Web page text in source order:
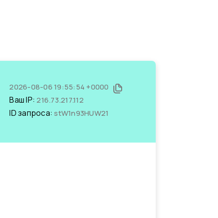
2026-08-06 19:55:54 +0000
Ваш IP:216.73.217.112
ID запроса:stW1n93HUW21